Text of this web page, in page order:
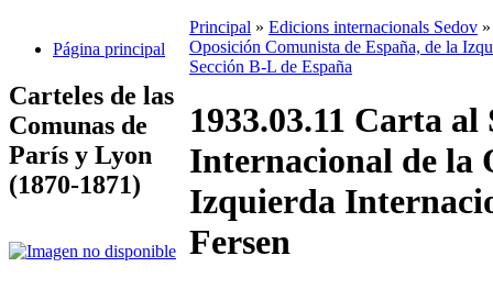
Página principal
Carteles de las
Comunas de
París y Lyon
(1870-1871)
Principal » Edicions internacionals Sedov
Oposición Comunista de España, de la
Sección B-L de España
1933.03.11 Carta
Internacional de la
Izquierda
Fersen